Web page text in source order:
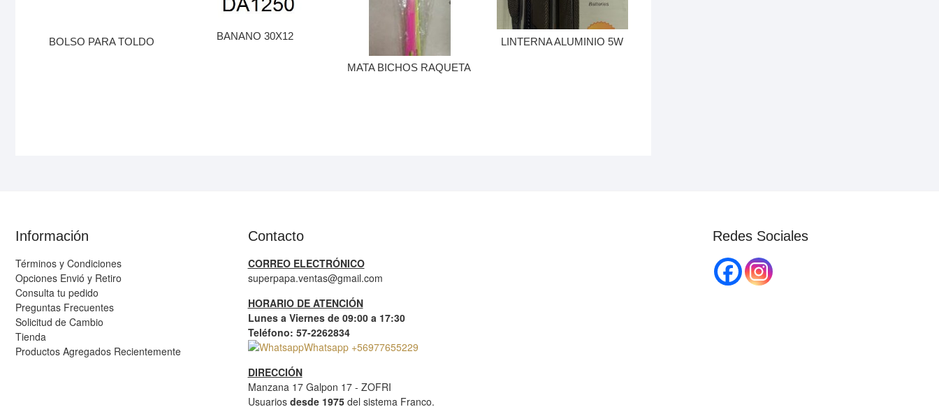
BOLSO PARA TOLDO BANANO 30X12
MATA BICHOS RAQUETA
LINTERNA ALUMINIO 5W
Información
Términos y Condiciones
Opciones Envió y Retiro
Consulta tu pedido
Preguntas Frecuentes
Solicitud de Cambio
Tienda
Productos Agregados Recientemente
Contacto
CORREO ELECTRÓNICO
superpapa.ventas@gmail.com
HORARIO DE ATENCIÓN
Lunes a Viernes de 09:00 a 17:30
Teléfono: 57-2262834
Whatsapp +56977655229
DIRECCIÓN
Manzana 17 Galpon 17 - ZOFRI
Usuarios desde 1975del sistema Franco.
Redes Sociales